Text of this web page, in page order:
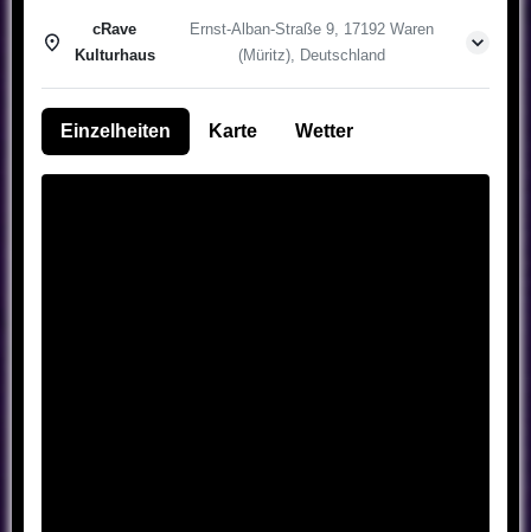
cRave
Kulturhaus
Ernst-Alban-Straße 9, 17192 Waren
(Müritz), Deutschland
Einzelheiten Karte Wetter